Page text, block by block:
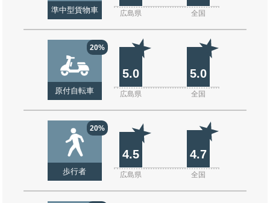
準中型貨物車 広島県 全国
20%
原付自転車
5.0 5.0
広島県 全国
20%
歩行者
4.5 4.7
広島県 全国